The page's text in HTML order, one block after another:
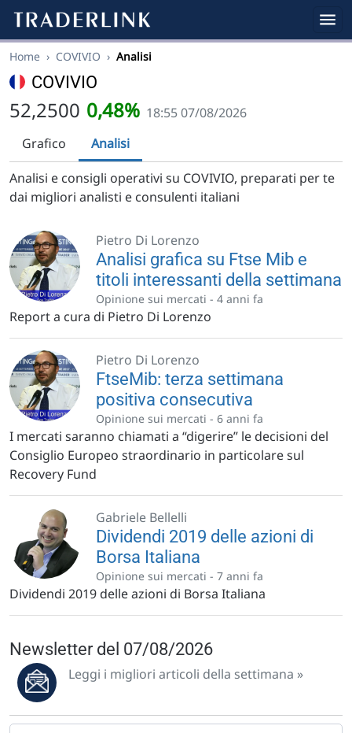
Home › COVIVIO › Analisi
COVIVIO
52,2500 0,48% 18:55 07/08/2026
Grafico
Analisi
Analisi e consigli operativi su COVIVIO, preparati per te
dai migliori analisti e consulenti italiani
Pietro Di Lorenzo
Analisi grafica su Ftse Mib e
titoli interessanti della settimana
Opinione sui mercati - 4 anni fa
Report a cura di Pietro Di Lorenzo
Pietro Di Lorenzo
FtseMib: terza settimana
positiva consecutiva
Opinione sui mercati - 6 anni fa
I mercati saranno chiamati a “digerire” le decisioni del
Consiglio Europeo straordinario in particolare sul
Recovery Fund
Gabriele Bellelli
Dividendi 2019 delle azioni di
Borsa Italiana
Opinione sui mercati - 7 anni fa
Dividendi 2019 delle azioni di Borsa Italiana
Newsletter del 07/08/2026
Leggi i migliori articoli della settimana »